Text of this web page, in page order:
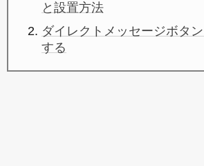
と設置方法
ダイレクトメッセージボタ
する